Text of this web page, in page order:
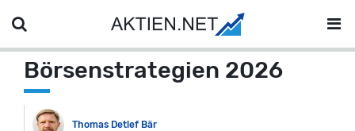
Börsenstrategien 2026
Thomas Detlef Bär